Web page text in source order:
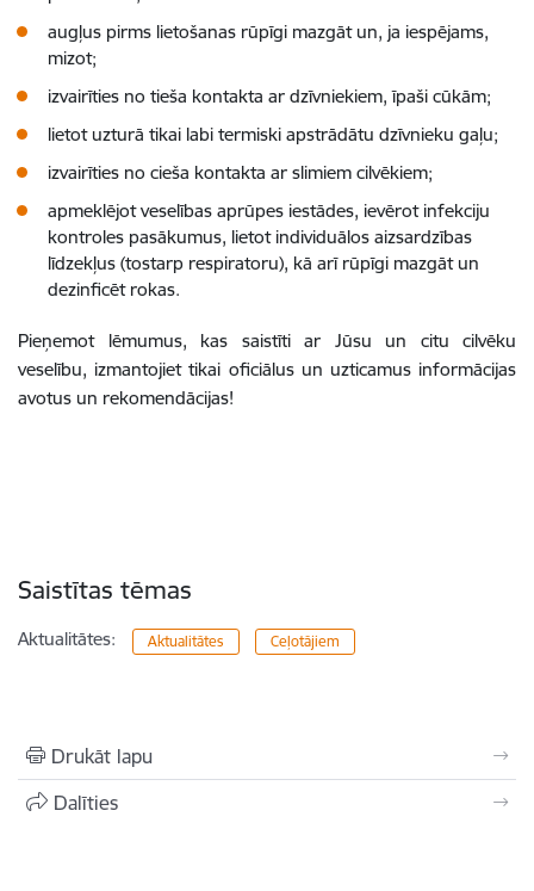
augļus pirms lietošanas rūpīgi mazgāt un, ja iespējams,
mizot;
izvairīties no tieša kontakta ar dzīvniekiem, īpaši cūkām;
lietot uzturā tikai labi termiski apstrādātu dzīvnieku gaļu;
izvairīties no cieša kontakta ar slimiem cilvēkiem;
apmeklējot veselības aprūpes iestādes, ievērot infekciju
kontroles pasākumus, lietot individuālos aizsardzības
līdzekļus (tostarp respiratoru), kā arī rūpīgi mazgāt un
dezinficēt rokas.
Pieņemot lēmumus, kas saistīti ar Jūsu un citu cilvēku
veselību, izmantojiet tikai oficiālus un uzticamus informācijas
avotus un rekomendācijas!
Saistītas tēmas
Aktualitātes: Aktualitātes Ceļotājiem
Drukāt lapu
Dalīties